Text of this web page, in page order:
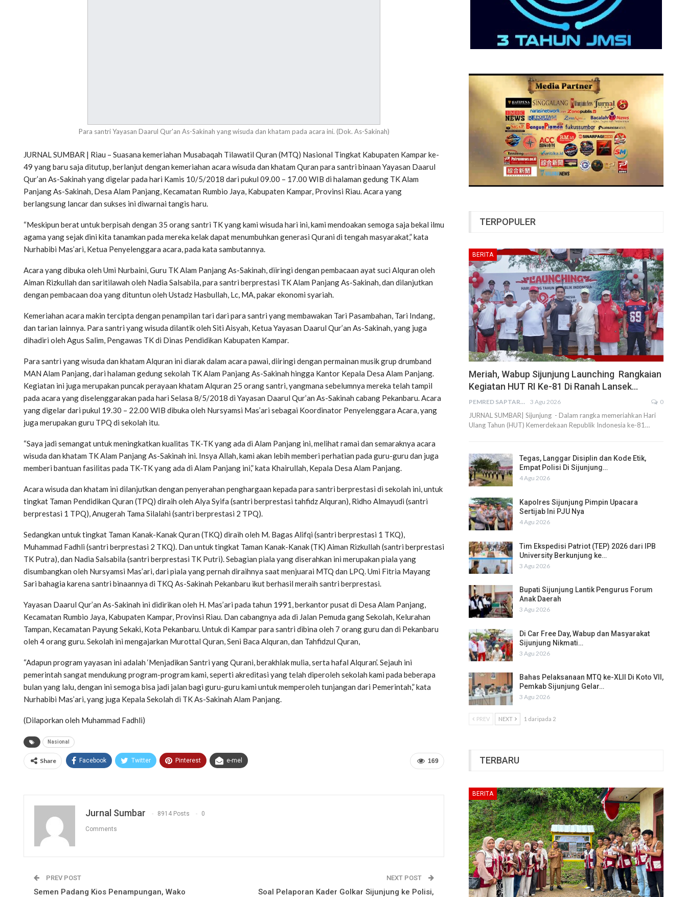
Para santri Yayasan Daarul Qur'an As-Sakinah yang wisuda dan khatam pada acara ini. (Dok. As-Sakinah)
JURNAL SUMBAR | Riau – Suasana kemeriahan Musabaqah Tilawatil Quran (MTQ) Nasional Tingkat Kabupaten Kampar ke-
49 yang baru saja ditutup, berlanjut dengan kemeriahan acara wisuda dan khatam Quran para santri binaan Yayasan Daarul
Qur’an As-Sakinah yang digelar pada hari Kamis 10/5/2018 dari pukul 09.00 – 17.00 WIB di halaman gedung TK Alam
Panjang As-Sakinah, Desa Alam Panjang, Kecamatan Rumbio Jaya, Kabupaten Kampar, Provinsi Riau. Acara yang
berlangsung lancar dan sukses ini diwarnai tangis haru.
“Meskipun berat untuk berpisah dengan 35 orang santri TK yang kami wisuda hari ini, kami mendoakan semoga saja bekal ilmu
agama yang sejak dini kita tanamkan pada mereka kelak dapat menumbuhkan generasi Qurani di tengah masyarakat,” kata
Nurhabibi Mas’ari, Ketua Penyelenggara acara, pada kata sambutannya.
Acara yang dibuka oleh Umi Nurbaini, Guru TK Alam Panjang As-Sakinah, diiringi dengan pembacaan ayat suci Alquran oleh
Aiman Rizkullah dan saritilawah oleh Nadia Salsabila, para santri berprestasi TK Alam Panjang As-Sakinah, dan dilanjutkan
dengan pembacaan doa yang dituntun oleh Ustadz Hasbullah, Lc, MA, pakar ekonomi syariah.
Kemeriahan acara makin tercipta dengan penampilan tari dari para santri yang membawakan Tari Pasambahan, Tari Indang,
dan tarian lainnya. Para santri yang wisuda dilantik oleh Siti Aisyah, Ketua Yayasan Daarul Qur’an As-Sakinah, yang juga
dihadiri oleh Agus Salim, Pengawas TK di Dinas Pendidikan Kabupaten Kampar.
Para santri yang wisuda dan khatam Alquran ini diarak dalam acara pawai, diiringi dengan permainan musik grup drumband
MAN Alam Panjang, dari halaman gedung sekolah TK Alam Panjang As-Sakinah hingga Kantor Kepala Desa Alam Panjang.
Kegiatan ini juga merupakan puncak perayaan khatam Alquran 25 orang santri, yangmana sebelumnya mereka telah tampil
pada acara yang diselenggarakan pada hari Selasa 8/5/2018 di Yayasan Daarul Qur’an As-Sakinah cabang Pekanbaru. Acara
yang digelar dari pukul 19.30 – 22.00 WIB dibuka oleh Nursyamsi Mas’ari sebagai Koordinator Penyelenggara Acara, yang
juga merupakan guru TPQ di sekolah itu.
“Saya jadi semangat untuk meningkatkan kualitas TK-TK yang ada di Alam Panjang ini, melihat ramai dan semaraknya acara
wisuda dan khatam TK Alam Panjang As-Sakinah ini. Insya Allah, kami akan lebih memberi perhatian pada guru-guru dan juga
memberi bantuan fasilitas pada TK-TK yang ada di Alam Panjang ini,” kata Khairullah, Kepala Desa Alam Panjang.
Acara wisuda dan khatam ini dilanjutkan dengan penyerahan penghargaan kepada para santri berprestasi di sekolah ini, untuk
tingkat Taman Pendidikan Quran (TPQ) diraih oleh Alya Syifa (santri berprestasi tahfidz Alquran), Ridho Almayudi (santri
berprestasi 1 TPQ), Anugerah Tama Silalahi (santri berprestasi 2 TPQ).
Sedangkan untuk tingkat Taman Kanak-Kanak Quran (TKQ) diraih oleh M. Bagas Alifqi (santri berprestasi 1 TKQ),
Muhammad Fadhli (santri berprestasi 2 TKQ). Dan untuk tingkat Taman Kanak-Kanak (TK) Aiman Rizkullah (santri berprestasi
TK Putra), dan Nadia Salsabila (santri berprestasi TK Putri). Sebagian piala yang diserahkan ini merupakan piala yang
disumbangkan oleh Nursyamsi Mas’ari, dari piala yang pernah diraihnya saat menjuarai MTQ dan LPQ. Umi Fitria Mayang
Sari bahagia karena santri binaannya di TKQ As-Sakinah Pekanbaru ikut berhasil meraih santri berprestasi.
Yayasan Daarul Qur’an As-Sakinah ini didirikan oleh H. Mas’ari pada tahun 1991, berkantor pusat di Desa Alam Panjang,
Kecamatan Rumbio Jaya, Kabupaten Kampar, Provinsi Riau. Dan cabangnya ada di Jalan Pemuda gang Sekolah, Kelurahan
Tampan, Kecamatan Payung Sekaki, Kota Pekanbaru. Untuk di Kampar para santri dibina oleh 7 orang guru dan di Pekanbaru
oleh 4 orang guru. Sekolah ini mengajarkan Murottal Quran, Seni Baca Alquran, dan Tahfidzul Quran,
“Adapun program yayasan ini adalah ‘Menjadikan Santri yang Qurani, berakhlak mulia, serta hafal Alquran’. Sejauh ini
pemerintah sangat mendukung program-program kami, seperti akreditasi yang telah diperoleh sekolah kami pada beberapa
bulan yang lalu, dengan ini semoga bisa jadi jalan bagi guru-guru kami untuk memperoleh tunjangan dari Pemerintah,” kata
Nurhabibi Mas’ari, yang juga Kepala Sekolah di TK As-Sakinah Alam Panjang.
(Dilaporkan oleh Muhammad Fadhli)
Nasional
169
Share Facebook Twitter Pinterest e-mel
Jurnal Sumbar 8914 Posts 0
Comments
PREV POST
Semen Padang Kios Penampungan, Wako
NEXT POST
Soal Pelaporan Kader Golkar Sijunjung ke Polisi,
TERPOPULER
BERITA
Meriah, Wabup Sijunjung Launching Rangkaian
Kegiatan HUT RI Ke-81 Di Ranah Lansek…
PEMRED SAPTARIUS 3 Agu 2026 0
JURNAL SUMBAR| Sijunjung - Dalam rangka memeriahkan Hari
Ulang Tahun (HUT) Kemerdekaan Republik Indonesia ke-81…
Tegas, Langgar Disiplin dan Kode Etik,
Empat Polisi Di Sijunjung…
4 Agu 2026
Kapolres Sijunjung Pimpin Upacara
Sertijab Ini PJU Nya
4 Agu 2026
Tim Ekspedisi Patriot (TEP) 2026 dari IPB
University Berkunjung ke…
3 Agu 2026
Bupati Sijunjung Lantik Pengurus Forum
Anak Daerah
3 Agu 2026
Di Car Free Day, Wabup dan Masyarakat
Sijunjung Nikmati…
3 Agu 2026
Bahas Pelaksanaan MTQ ke-XLII Di Koto VII,
Pemkab Sijunjung Gelar…
3 Agu 2026
PREV NEXT 1 daripada 2
TERBARU
BERITA